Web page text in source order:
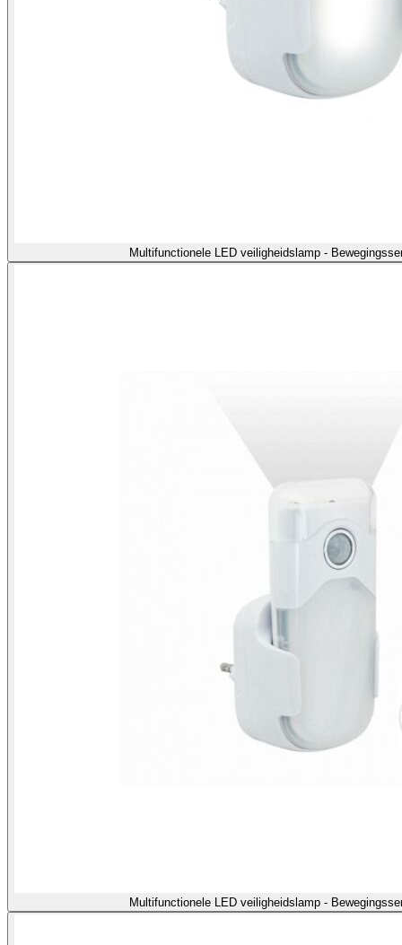
Multifunctionele LED veiligheidslamp -
Multifunctionele LED veiligheidslamp -